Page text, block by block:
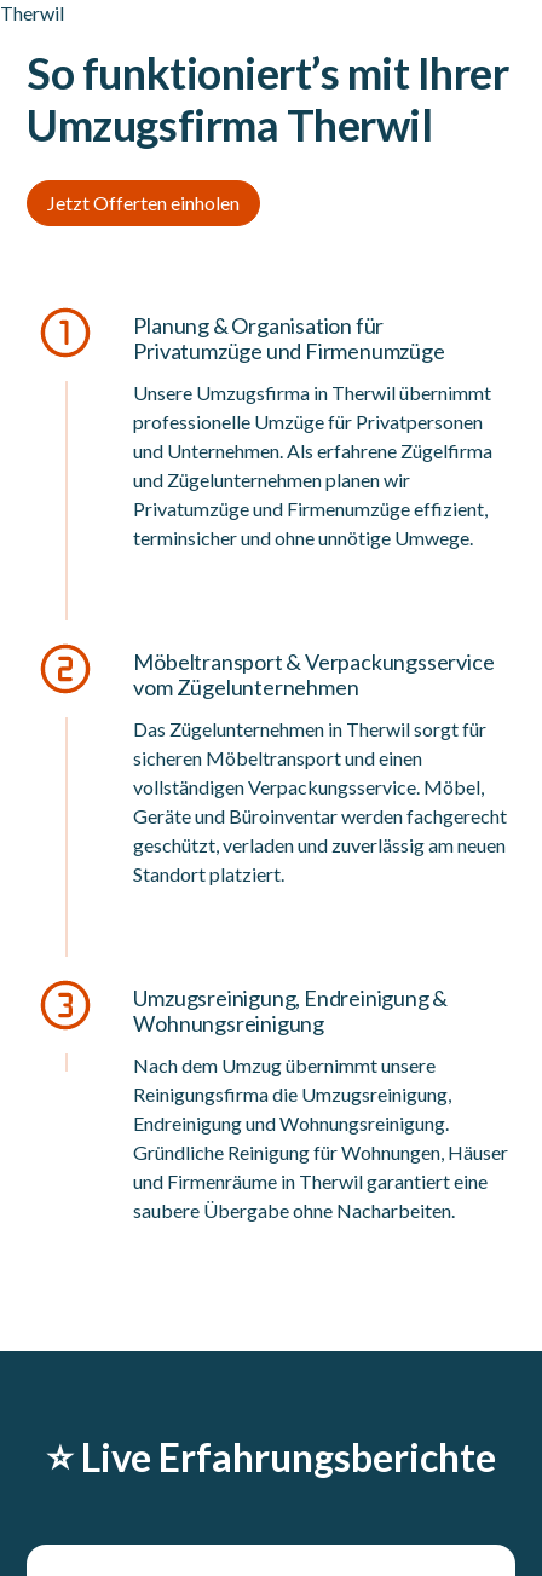
So funktioniert’s mit Ihrer
Umzugsfirma Therwil
Jetzt Offerten einholen
Planung & Organisation für
Privatumzüge und Firmenumzüge
Unsere Umzugsfirma in Therwil übernimmt
professionelle Umzüge für Privatpersonen
und Unternehmen. Als erfahrene Zügelfirma
und Zügelunternehmen planen wir
Privatumzüge und Firmenumzüge effizient,
terminsicher und ohne unnötige Umwege.
Möbeltransport & Verpackungsservice
vom Zügelunternehmen
Das Zügelunternehmen in Therwil sorgt für
sicheren Möbeltransport und einen
vollständigen Verpackungsservice. Möbel,
Geräte und Büroinventar werden fachgerecht
geschützt, verladen und zuverlässig am neuen
Standort platziert.
Umzugsreinigung, Endreinigung &
Wohnungsreinigung
Nach dem Umzug übernimmt unsere
Reinigungsfirma die Umzugsreinigung,
Endreinigung und Wohnungsreinigung.
Gründliche Reinigung für Wohnungen, Häuser
und Firmenräume in Therwil garantiert eine
saubere Übergabe ohne Nacharbeiten.
⭐️ Live Erfahrungsberichte